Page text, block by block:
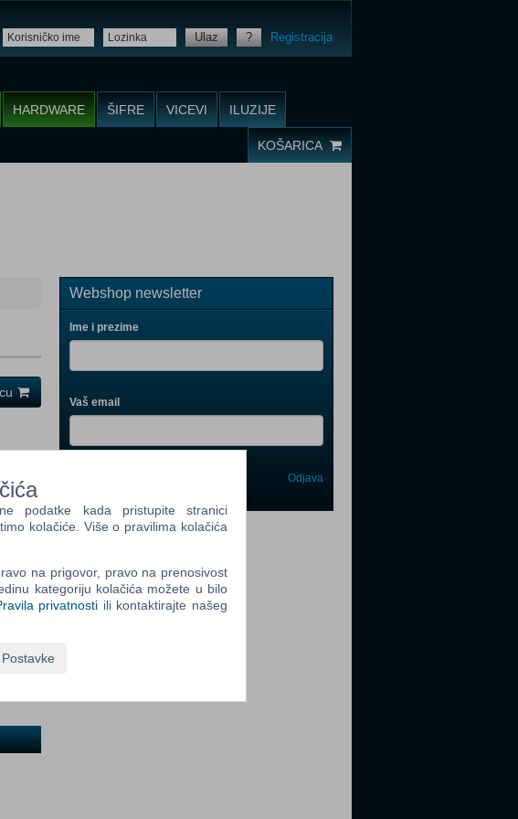
Ulaz ? Registracija
HARDWARE ŠIFRE VICEVI ILUZIJE
KOŠARICA
Webshop newsletter
Ime i prezime
Vaš email
One
Newsletter
Control
Odjava
podatke kada pristupite stranici
kolačiće. Više o pravilima kolačića
na prigovor, pravo na prenosivost
kategoriju kolačića možete u bilo
privatnosti ili kontaktirajte našeg
Postavke